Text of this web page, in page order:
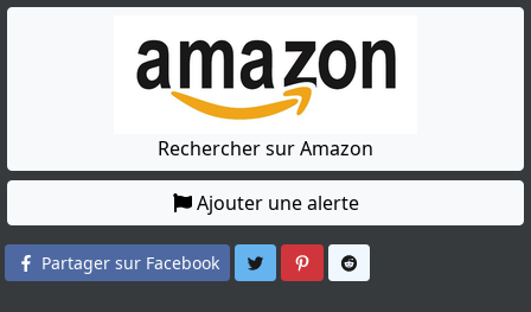
Rechercher sur Amazon
Ajouter une alerte
Partager sur Facebook Partager sur Twitter
Partager sur Pinterest